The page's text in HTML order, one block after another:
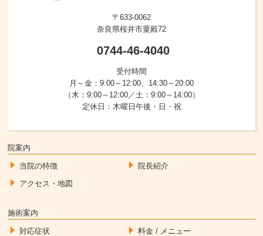
〒633-0062
奈良県桜井市粟殿72
0744-46-4040
受付時間
月～金：9:00～12:00、14:30～20:00
（木：9:00～12:00／土：9:00～14:00）
定休日：木曜日午後・日・祝
院案内
当院の特徴
院長紹介
アクセス・地図
施術案内
対応症状 料金 / メニュー